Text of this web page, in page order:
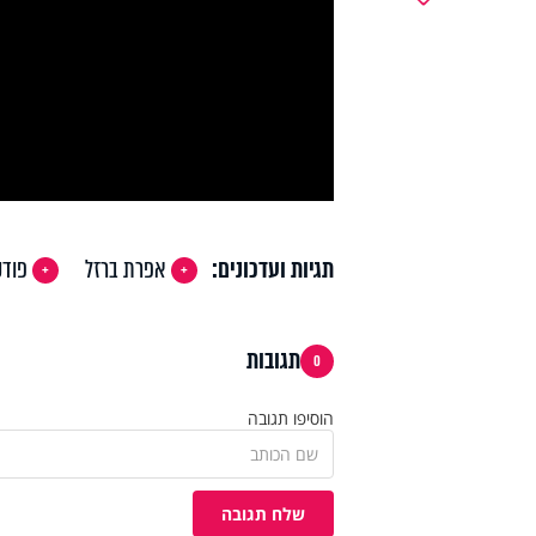
תגיות ועדכונים: אפרת ברזל
0 תגובות
הוסיפו תגובה
שלח תגובה